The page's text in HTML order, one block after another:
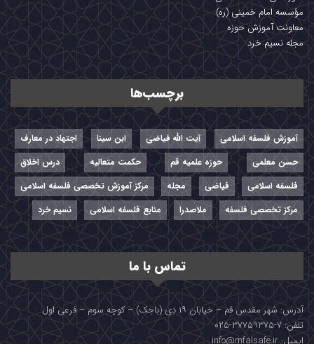
مؤسسه امام خمینی (ره)
معاونت آموزش حوزه
مجله نسیم خرد
برچسب‌ها
آموزش فلسفه اسلامی آیت الله فیاضی ابن سینا
اجتهاد در معارف
حسن معلمی
حوزه علمیه قم حکمت متعالیه
درس اخلاق
فلسفه اسلامی
فیاضی مجله
مرکز آموزش تخصصی فلسفه اسلامی
مرکز تخصصی فلسفه
ملاصدرا منابع فلسفه اسلامی نسیم خرد
تماس با ما
آدرس: شهر مقدس قم – خیابان ۱۹ دی (باجک) – کوچه سوم – فرعی اول
تلفن: ۷-۳۷۷۵۹۳۷۵-۰۲۵
ایمیل: info@mfalsafe.ir